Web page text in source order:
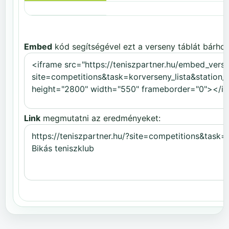
Embed kód segítségével ezt a verseny táblát
Link megmutatni az eredményeket: